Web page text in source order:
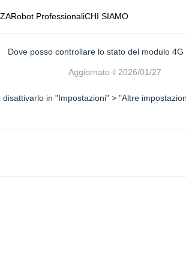
Robot ProfessionaliCHI SIAMO
Dove posso controllare lo stato del modulo 4G
Aggiornato il 2026/01/27
in "Impostazioni" > "Altre